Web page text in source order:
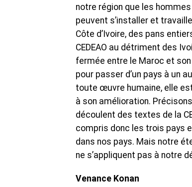
notre région que les
peuvent s’installer et
Côte d’Ivoire, des pans
CEDEAO au détriment des
fermée entre le Maroc et son
pour passer d’un pays à un
toute œuvre humaine, elle
à son amélioration.
découlent des textes de la
compris donc les trois pays
dans nos pays. Mais notre
ne s’appliquent pas à notre
Venance Konan